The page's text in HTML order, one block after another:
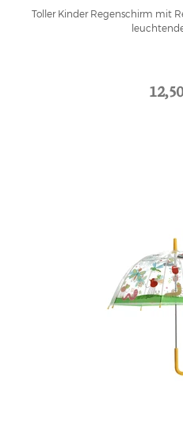
Toller Kinder Regenschirm mit